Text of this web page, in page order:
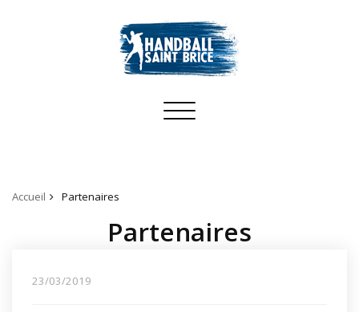
Toggle
Accueil Partenaires
Partenaires
23/03/2019